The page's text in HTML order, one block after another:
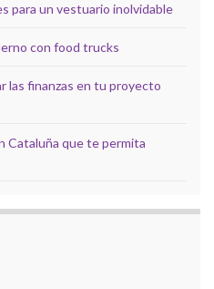
para un vestuario inolvidable
con food trucks
las finanzas en tu proyecto
Cataluña que te permita